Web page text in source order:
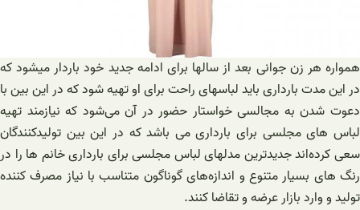
همواره هر زن جوانی بعد از سالها برای ادامه جدید خود باردار میشود که
در این مدت بارداری باید لباسهای راحت برای او تهیه شود که در این بین با
دعوت شدن به مجالسی خواستار حضور در آن می‌شود که نیازمند تهیه
لباس های مجلسی برای بارداری می باشد که در این بین تولیدکنندگان
سعی کرده‌اند جدیدترین مدلهای لباس مجلسی برای بارداری خانم ها را در
رنگ های بسیار متنوع و اندازه‌های گوناگون متناسب با نیاز مصرف کننده
تولید و وارد بازار عرضه و تقاضا کنند.